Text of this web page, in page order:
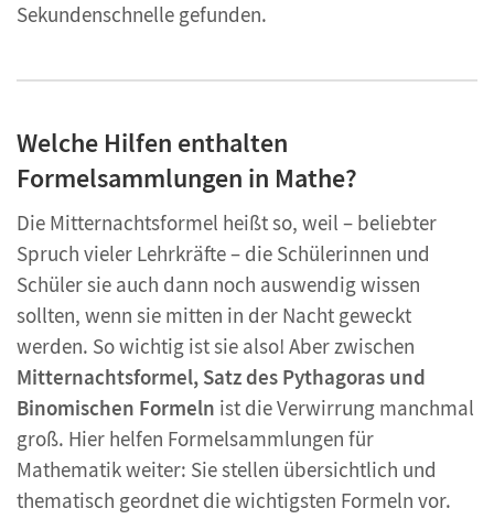
Sekundenschnelle gefunden.
Welche Hilfen enthalten
Formelsammlungen in Mathe?
Die Mitternachtsformel heißt so, weil – beliebter
Spruch vieler Lehrkräfte – die Schülerinnen und
Schüler sie auch dann noch auswendig wissen
sollten, wenn sie mitten in der Nacht geweckt
werden. So wichtig ist sie also! Aber zwischen
Mitternachtsformel, Satz des Pythagoras und
Binomischen Formeln ist die Verwirrung manchmal
groß. Hier helfen Formelsammlungen für
Mathematik weiter: Sie stellen übersichtlich und
thematisch geordnet die wichtigsten Formeln vor.